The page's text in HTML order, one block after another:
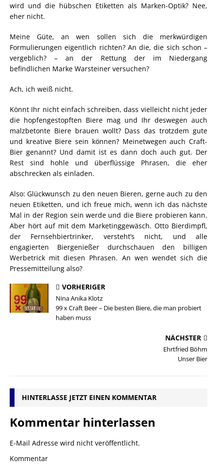
wird und die hübschen Etiketten als Marken-Optik? Nee,
eher nicht.
Meine Güte, an wen sollen sich die merkwürdigen
Formulierungen eigentlich richten? An die, die sich schon –
vergeblich? – an der Rettung der im Niedergang
befindlichen Marke Warsteiner versuchen?
Ach, ich weiß nicht.
Könnt Ihr nicht einfach schreiben, dass vielleicht nicht jeder
die hopfengestopften Biere mag und Ihr deswegen auch
malzbetonte Biere brauen wollt? Dass das trotzdem gute
und kreative Biere sein können? Meinetwegen auch Craft-
Bier genannt? Und damit ist es dann doch auch gut. Der
Rest sind hohle und überflüssige Phrasen, die eher
abschrecken als einladen.
Also: Glückwunsch zu den neuen Bieren, gerne auch zu den
neuen Etiketten, und ich freue mich, wenn ich das nächste
Mal in der Region sein werde und die Biere probieren kann.
Aber hört auf mit dem Marketinggewäsch. Otto Bierdimpfl,
der Fernsehbiertrinker, versteht’s nicht, und alle
engagierten Biergenießer durchschauen den billigen
Werbetrick mit diesen Phrasen. An wen wendet sich die
Pressemitteilung also?
VORHERIGER
Nina Anika Klotz
99 x Craft Beer – Die besten Biere, die man probiert
haben muss
NÄCHSTER
Ehrtfried Böhm
Unser Bier
HINTERLASSE JETZT EINEN KOMMENTAR
Kommentar hinterlassen
E-Mail Adresse wird nicht veröffentlicht.
Kommentar